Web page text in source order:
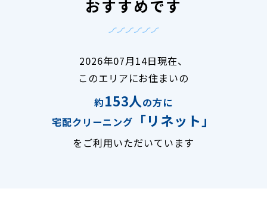
おすすめです
2026年07月14日現在、
このエリアにお住まいの
約153人の方に
宅配クリーニング
「リネット」
をご利用いただいています